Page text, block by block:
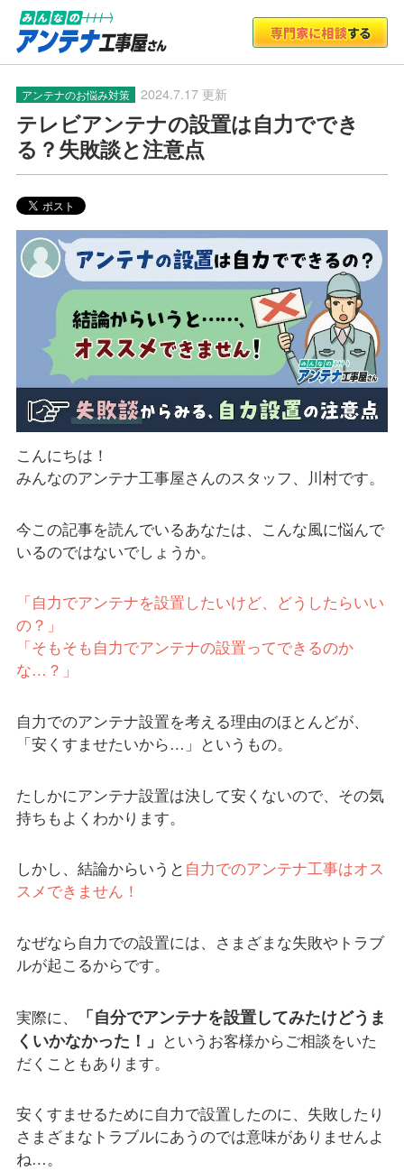
アンテナのお悩み対策 2024.7.17 更新
テレビアンテナの設置は自力ででき
る？失敗談と注意点
こんにちは！
みんなのアンテナ工事屋さんのスタッフ、川村です。
今この記事を読んでいるあなたは、こんな風に悩んで
いるのではないでしょうか。
「自力でアンテナを設置したいけど、どうしたらいい
の？」
「そもそも自力でアンテナの設置ってできるのか
な…？」
自力でのアンテナ設置を考える理由のほとんどが、
「安くすませたいから…」というもの。
たしかにアンテナ設置は決して安くないので、その気
持ちもよくわかります。
しかし、結論からいうと 自力でのアンテナ工事はオス
スメできません！
なぜなら自力での設置には、さまざまな失敗やトラブ
ルが起こるからです。
実際に、
「自分でアンテナを設置してみたけどうま
くいかなかった！」 というお客様からご相談をいた
だくこともあります。
安くすませるために自力で設置したのに、失敗したり
さまざまなトラブルにあうのでは意味がありませんよ
ね…。